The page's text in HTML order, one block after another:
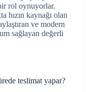
rol oynuyorlar.
hızın kaynağı olan
ve modern
sağlayan değerli
teslimat yapar?